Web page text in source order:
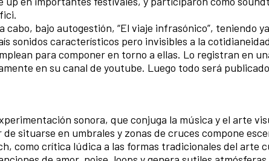
cabo, bajo autogestión, “El viaje infrasónico”, teniendo
sonidos característicos pero invisibles a la
para componer en torno a ellas. Lo registran en
en su canal de youtube. Luego todo será
sonora, que conjuga la música y el arte
situarse en umbrales y zonas de cruces compone
como crítica lúdica a las formas tradicionales del arte